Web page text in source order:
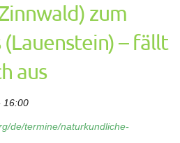
zum
(Lauenstein) – fällt
aus
16:00
de/termine/naturkundliche-